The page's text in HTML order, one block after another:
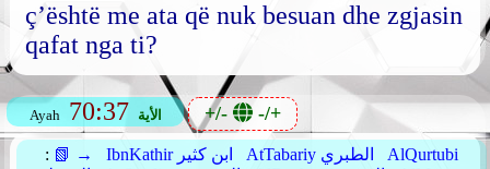
ç’është me ata që nuk besuan dhe zgjasin
qafat nga ti?
Ayah 70:37 الأية +/- -/+
: 📗 → IbnKathir ابن كثير AtTabariy الطبري
AlQurtubi